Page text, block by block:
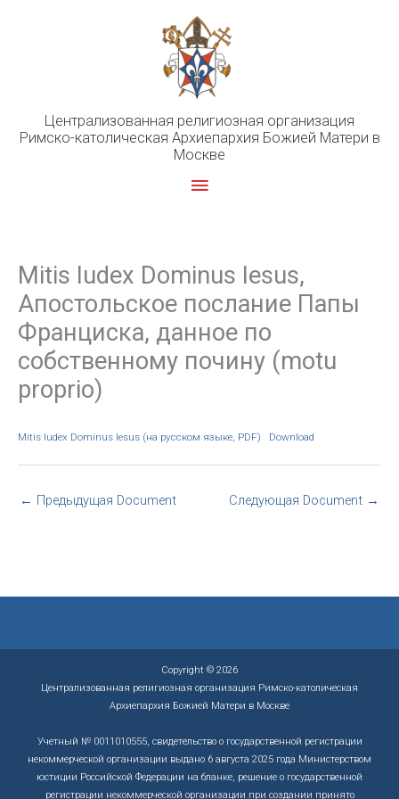
Централизованная религиозная организация
Римско-католическая Архиепархия Божией Матери в
Москве
Главное
Mitis Iudex Dominus Iesus,
Апостольское послание Папы
Франциска, данное по
собственному почину (motu
proprio)
Mitis Iudex Dominus Iesus (на русском языке, PDF) Download
← Предыдущая Document Следующая Document →
Copyright © 2026
Централизованная религиозная организация Римско-католическая
Архиепархия Божией Матери в Москве
Учетный № 0011010555, свидетельство о государственной регистрации
некоммерческой организации выдано 6 августа 2025 года Министерством
юстиции Российской Федерации на бланке, решение о государственной
регистрации некоммерческой организации при создании принято